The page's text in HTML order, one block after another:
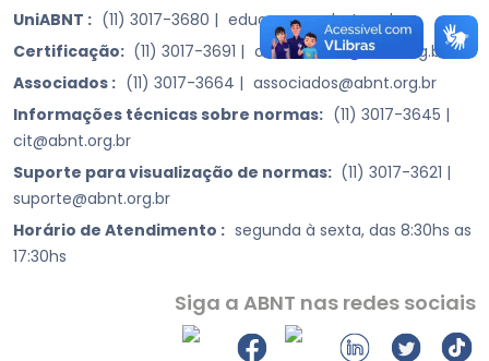
UniABNT : (11) 3017-3680 | educacao@abnt.org.br
Certificação: (11) 3017-3691 | certificacao@abnt.org.br
Associados : (11) 3017-3664 | associados@abnt.org.br
Informações técnicas sobre normas: (11) 3017-3645 |
cit@abnt.org.br
Suporte para visualização de normas: (11) 3017-3621 |
suporte@abnt.org.br
Horário de Atendimento : segunda à sexta, das 8:30hs as
17:30hs
Siga a ABNT nas redes sociais